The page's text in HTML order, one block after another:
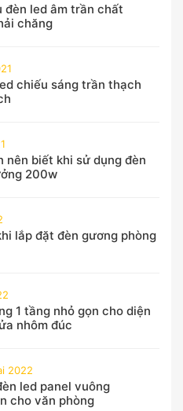
đèn led âm trần chất
chăng
chiếu sáng trần thạch
nên biết khi sử dụng đèn
200w
lắp đặt đèn gương phòng
1 tầng nhỏ gọn cho diện
nhôm đúc
2022
led panel vuông
cho văn phòng